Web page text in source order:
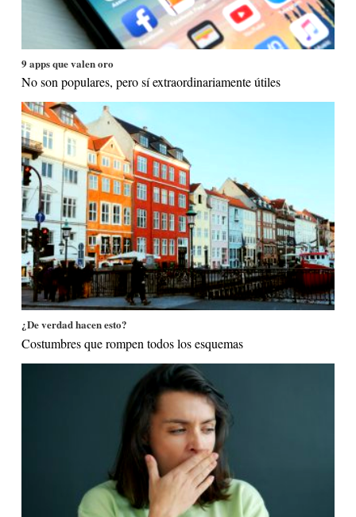
9 apps que valen oro
No son populares, pero sí extraordinariamente útiles
¿De verdad hacen esto?
Costumbres que rompen todos los esquemas